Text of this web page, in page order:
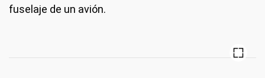
fuselaje de un avión.